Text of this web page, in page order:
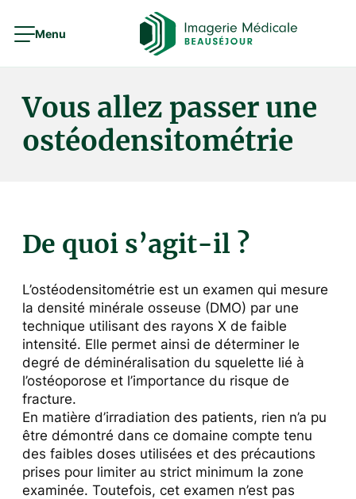
Menu
Vous allez passer une
ostéodensitométrie
De quoi s’agit-il ?
L’ostéodensitométrie est un examen qui mesure
la densité minérale osseuse (DMO) par une
technique utilisant des rayons X de faible
intensité. Elle permet ainsi de déterminer le
degré de déminéralisation du squelette lié à
l’ostéoporose et l’importance du risque de
fracture.
En matière d’irradiation des patients, rien n’a pu
être démontré dans ce domaine compte tenu
des faibles doses utilisées et des précautions
prises pour limiter au strict minimum la zone
examinée. Toutefois, cet examen n’est pas